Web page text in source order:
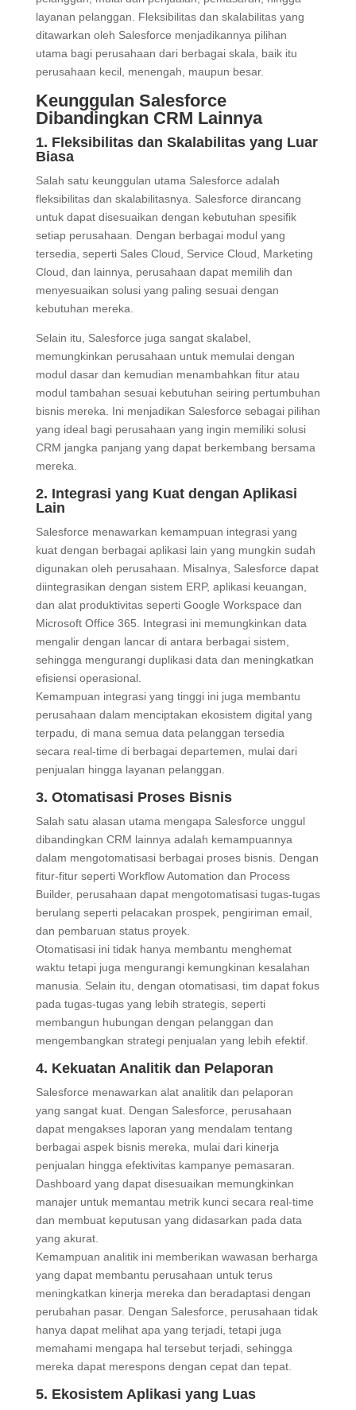
layanan pelanggan. Fleksibilitas dan skalabilitas yang
ditawarkan oleh Salesforce menjadikannya pilihan
utama bagi perusahaan dari berbagai skala, baik itu
perusahaan kecil, menengah, maupun besar.
Keunggulan Salesforce
Dibandingkan CRM Lainnya
1. Fleksibilitas dan Skalabilitas yang Luar
Biasa
Salah satu keunggulan utama Salesforce adalah
fleksibilitas dan skalabilitasnya. Salesforce dirancang
untuk dapat disesuaikan dengan kebutuhan spesifik
setiap perusahaan. Dengan berbagai modul yang
tersedia, seperti Sales Cloud, Service Cloud, Marketing
Cloud, dan lainnya, perusahaan dapat memilih dan
menyesuaikan solusi yang paling sesuai dengan
kebutuhan mereka.
Selain itu, Salesforce juga sangat skalabel,
memungkinkan perusahaan untuk memulai dengan
modul dasar dan kemudian menambahkan fitur atau
modul tambahan sesuai kebutuhan seiring pertumbuhan
bisnis mereka. Ini menjadikan Salesforce sebagai pilihan
yang ideal bagi perusahaan yang ingin memiliki solusi
CRM jangka panjang yang dapat berkembang bersama
mereka.
2. Integrasi yang Kuat dengan Aplikasi
Lain
Salesforce menawarkan kemampuan integrasi yang
kuat dengan berbagai aplikasi lain yang mungkin sudah
digunakan oleh perusahaan. Misalnya, Salesforce dapat
diintegrasikan dengan sistem ERP, aplikasi keuangan,
dan alat produktivitas seperti Google Workspace dan
Microsoft Office 365. Integrasi ini memungkinkan data
mengalir dengan lancar di antara berbagai sistem,
sehingga mengurangi duplikasi data dan meningkatkan
efisiensi operasional.
Kemampuan integrasi yang tinggi ini juga membantu
perusahaan dalam menciptakan ekosistem digital yang
terpadu, di mana semua data pelanggan tersedia
secara real-time di berbagai departemen, mulai dari
penjualan hingga layanan pelanggan.
3. Otomatisasi Proses Bisnis
Salah satu alasan utama mengapa Salesforce unggul
dibandingkan CRM lainnya adalah kemampuannya
dalam mengotomatisasi berbagai proses bisnis. Dengan
fitur-fitur seperti Workflow Automation dan Process
Builder, perusahaan dapat mengotomatisasi tugas-tugas
berulang seperti pelacakan prospek, pengiriman email,
dan pembaruan status proyek.
Otomatisasi ini tidak hanya membantu menghemat
waktu tetapi juga mengurangi kemungkinan kesalahan
manusia. Selain itu, dengan otomatisasi, tim dapat fokus
pada tugas-tugas yang lebih strategis, seperti
membangun hubungan dengan pelanggan dan
mengembangkan strategi penjualan yang lebih efektif.
4. Kekuatan Analitik dan Pelaporan
Salesforce menawarkan alat analitik dan pelaporan
yang sangat kuat. Dengan Salesforce, perusahaan
dapat mengakses laporan yang mendalam tentang
berbagai aspek bisnis mereka, mulai dari kinerja
penjualan hingga efektivitas kampanye pemasaran.
Dashboard yang dapat disesuaikan memungkinkan
manajer untuk memantau metrik kunci secara real-time
dan membuat keputusan yang didasarkan pada data
yang akurat.
Kemampuan analitik ini memberikan wawasan berharga
yang dapat membantu perusahaan untuk terus
meningkatkan kinerja mereka dan beradaptasi dengan
perubahan pasar. Dengan Salesforce, perusahaan tidak
hanya dapat melihat apa yang terjadi, tetapi juga
memahami mengapa hal tersebut terjadi, sehingga
mereka dapat merespons dengan cepat dan tepat.
5. Ekosistem Aplikasi yang Luas